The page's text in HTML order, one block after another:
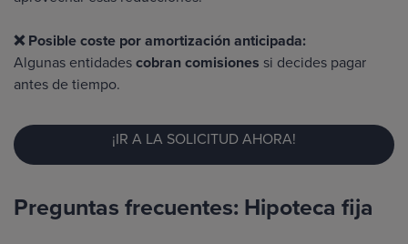
❌ Posible coste por amortización anticipada:
Algunas entidadescobran comisiones si decides pagar
antes de tiempo.
¡IR A LA SOLICITUD AHORA!
Preguntas frecuentes: Hipoteca fija